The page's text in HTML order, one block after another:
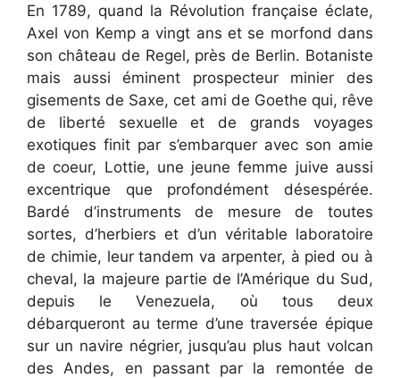
En 1789, quand la Révolution française éclate,
Axel von Kemp a vingt ans et se morfond dans
son château de Regel, près de Berlin. Botaniste
mais aussi éminent prospecteur minier des
gisements de Saxe, cet ami de Goethe qui, rêve
de liberté sexuelle et de grands voyages
exotiques finit par s’embarquer avec son amie
de coeur, Lottie, une jeune femme juive aussi
excentrique que profondément désespérée.
Bardé d’instruments de mesure de toutes
sortes, d’herbiers et d’un véritable laboratoire
de chimie, leur tandem va arpenter, à pied ou à
cheval, la majeure partie de l’Amérique du Sud,
depuis le Venezuela, où tous deux
débarqueront au terme d’une traversée épique
sur un navire négrier, jusqu’au plus haut volcan
des Andes, en passant par la remontée de